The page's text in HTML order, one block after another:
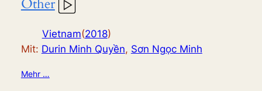
Vietnam(2018)
Mit: Durin Minh Quyền, Sơn Ngọc Minh
Mehr …